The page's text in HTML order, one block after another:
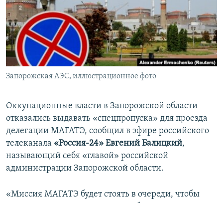
ПОБЕДИТЕЛЕЙ НЕ СУДЯТ?
КРЫМ.НЕПОКОРЕННЫЙ
ELIFBE
УКРАИНСКАЯ ПРОБЛЕМА КРЫМА
ПРИСОЕДИНЯЙТЕСЬ!
Все сайты RFE/RL
Запорожская АЭС, иллюстрационное фото
Оккупационные власти в Запорожской области
отказались выдавать «спецпропуска» для проезда
делегации МАГАТЭ, сообщил в эфире российского
телеканала «Россия-24» Евгений Балицкий,
называющий себя «главой» российской
администрации Запорожской области.
«Миссия МАГАТЭ будет стоять в очереди, чтобы